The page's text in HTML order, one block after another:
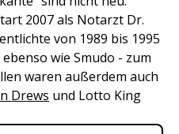
2007 als Notarzt Dr.
von 1989 bis 1995
wie Smudo - zum
waren außerdem auch
Drews und Lotto King